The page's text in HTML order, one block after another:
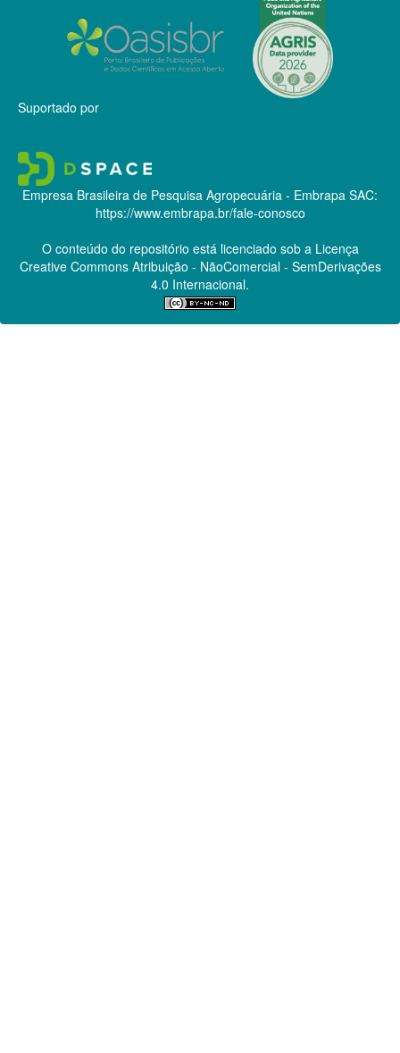
Suportado por
Empresa Brasileira de Pesquisa Agropecuária - Embrapa SAC:
https://www.embrapa.br/fale-conosco
O conteúdo do repositório está licenciado sob a Licença
Creative CommonsAtribuição - NãoComercial - SemDerivações
4.0 Internacional.